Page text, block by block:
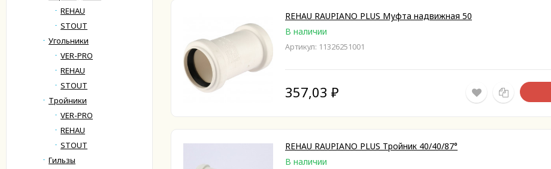
REHAU
STOUT
Угольники
VER-PRO
REHAU
STOUT
Тройники
VER-PRO
REHAU
STOUT
Гильзы
REHAU RAUPIANO PLUS Муфта надвижная 50
В наличии
Артикул: 11326251001
357,03 ₽
REHAU RAUPIANO PLUS Тройник 40/40/87°
В наличии